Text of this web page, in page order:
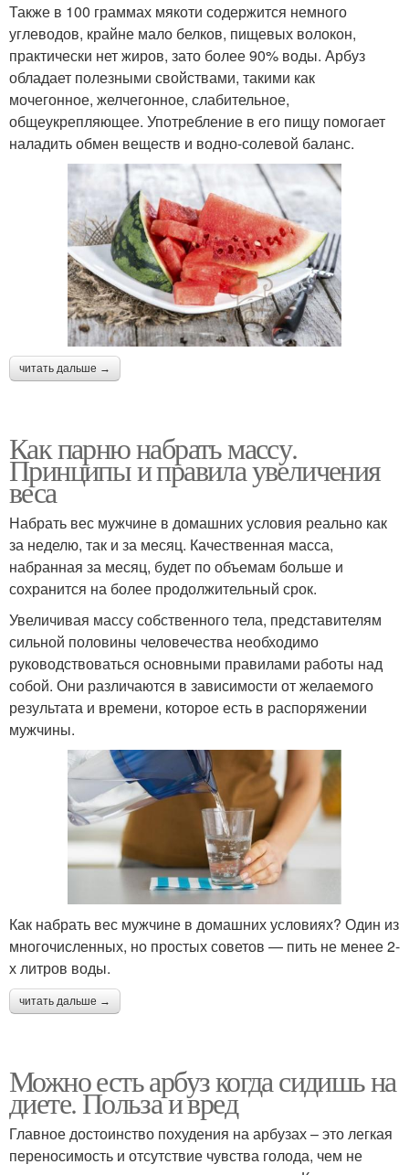
Также в 100 граммах мякоти содержится немного
углеводов, крайне мало белков, пищевых волокон,
практически нет жиров, зато более 90% воды. Арбуз
обладает полезными свойствами, такими как
мочегонное, желчегонное, слабительное,
общеукрепляющее. Употребление в его пищу помогает
наладить обмен веществ и водно-солевой баланс.
читать дальше →
Как парню набрать массу.
Принципы и правила увеличения
веса
Набрать вес мужчине в домашних условия реально как
за неделю, так и за месяц. Качественная масса,
набранная за месяц, будет по объемам больше и
сохранится на более продолжительный срок.
Увеличивая массу собственного тела, представителям
сильной половины человечества необходимо
руководствоваться основными правилами работы над
собой. Они различаются в зависимости от желаемого
результата и времени, которое есть в распоряжении
мужчины.
Как набрать вес мужчине в домашних условиях? Один из
многочисленных, но простых советов — пить не менее 2-
х литров воды.
читать дальше →
Можно есть арбуз когда сидишь на
диете. Польза и вред
Главное достоинство похудения на арбузах – это легкая
переносимость и отсутствие чувства голода, чем не